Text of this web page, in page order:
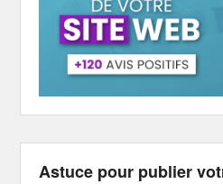
Astuce pour publier